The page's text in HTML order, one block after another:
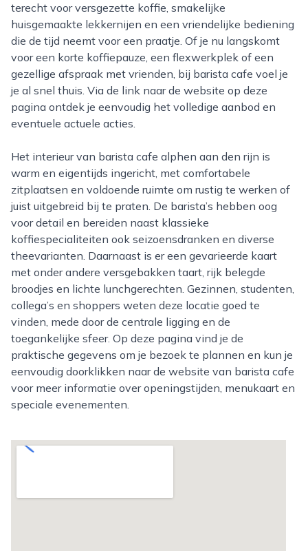
terecht voor versgezette koffie, smakelijke
huisgemaakte lekkernijen en een vriendelijke bediening
die de tijd neemt voor een praatje. Of je nu langskomt
voor een korte koffiepauze, een flexwerkplek of een
gezellige afspraak met vrienden, bij barista cafe voel je
je al snel thuis. Via de link naar de website op deze
pagina ontdek je eenvoudig het volledige aanbod en
eventuele actuele acties.
Het interieur van barista cafe alphen aan den rijn is
warm en eigentijds ingericht, met comfortabele
zitplaatsen en voldoende ruimte om rustig te werken of
juist uitgebreid bij te praten. De barista’s hebben oog
voor detail en bereiden naast klassieke
koffiespecialiteiten ook seizoensdranken en diverse
theevarianten. Daarnaast is er een gevarieerde kaart
met onder andere versgebakken taart, rijk belegde
broodjes en lichte lunchgerechten. Gezinnen, studenten,
collega’s en shoppers weten deze locatie goed te
vinden, mede door de centrale ligging en de
toegankelijke sfeer. Op deze pagina vind je de
praktische gegevens om je bezoek te plannen en kun je
eenvoudig doorklikken naar de website van barista cafe
voor meer informatie over openingstijden, menukaart en
speciale evenementen.